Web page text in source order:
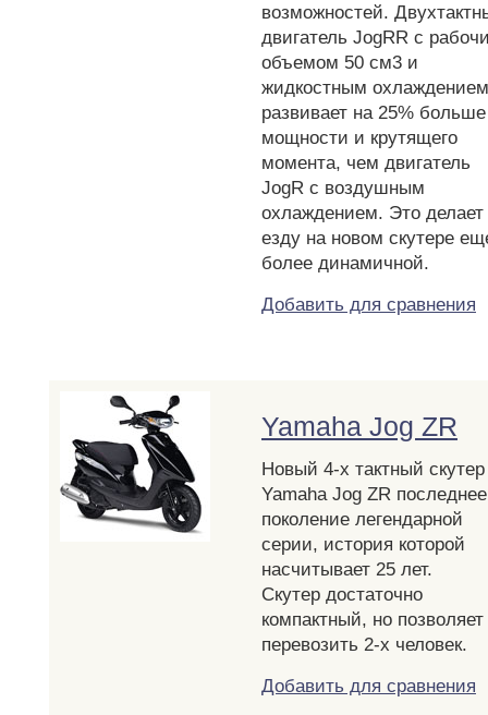
возможностей.
двигатель JogRR с
объемом 50 см3 и
жидкостным охлаждением
развивает на 25% больше
мощности и крутящего
момента, чем двигатель
JogR с воздушным
охлаждением. Это делает
езду на новом скутере
более динамичной.
Добавить для сравнения
Yamaha Jog ZR
Новый 4-х тактный скутер
Yamaha Jog ZR последнее
поколение легендарной
серии, история которой
насчитывает 25 лет.
Скутер достаточно
компактный, но позволяет
перевозить 2-х человек.
Добавить для сравнения